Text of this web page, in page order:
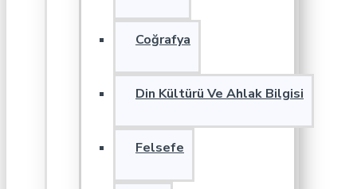
Coğrafya
Din Kültürü Ve Ahlak Bilgisi
Felsefe